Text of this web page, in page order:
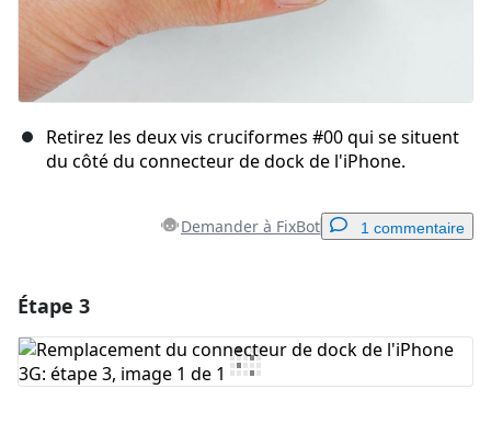
Retirez les deux vis cruciformes #00 qui se situent
du côté du connecteur de dock de l'iPhone.
Demander à FixBot 1 commentaire
Ajouter un commentaire
Étape 3